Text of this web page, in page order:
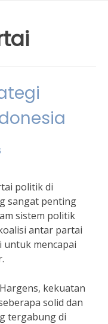
politik di
sangat penting
sistem politik
antar partai
untuk mencapai
kekuatan
solid dan
tergabung di